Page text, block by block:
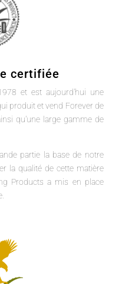
certifiée
et est aujourd'hui une
produit et vend Forever de
qu'une large gamme de
partie la base de notre
la qualité de cette matière
Products a mis en place